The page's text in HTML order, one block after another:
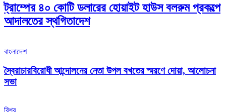
ট্রাম্পের ৪০ কোটি ডলারের হোয়াইট হাউস বলরুম প্রকল্পে
আদালতের স্থগিতাদেশ
বাংলাদেশ
স্বৈরাচারবিরোধী আন্দোলনের নেতা উপল বখতের স্মরণে দোয়া, আলোচনা
সভা
বিশ্ব